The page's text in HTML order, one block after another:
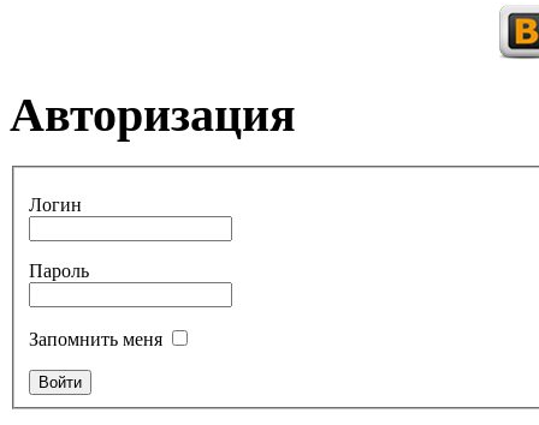
Авторизация
Логин
Пароль
Запомнить меня